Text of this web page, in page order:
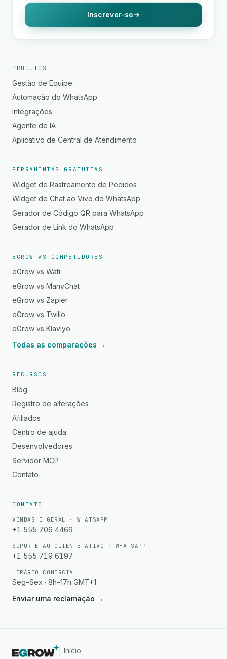
Inscrever-se
PRODUTOS
Gestão de Equipe
Automação do WhatsApp
Integrações
Agente de IA
Aplicativo de Central de Atendimento
FERRAMENTAS GRATUITAS
Widget de Rastreamento de Pedidos
Widget de Chat ao Vivo do WhatsApp
Gerador de Código QR para WhatsApp
Gerador de Link do WhatsApp
EGROW VS COMPETIDORES
eGrow vs Wati
eGrow vs ManyChat
eGrow vs Zapier
eGrow vs Twilio
eGrow vs Klaviyo
Todas as comparações →
RECURSOS
Blog
Registro de alterações
Afiliados
Centro de ajuda
Desenvolvedores
Servidor MCP
Contato
CONTATO
VENDAS E GERAL · WHATSAPP
+1 555 706 4469
SUPORTE AO CLIENTE ATIVO · WHATSAPP
+1 555 719 6197
HORÁRIO COMERCIAL
Seg–Sex · 8h–17h GMT+1
Enviar uma reclamação →
Início